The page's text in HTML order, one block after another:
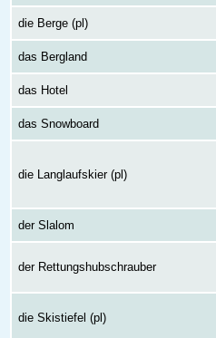
die Berge (pl)
das Bergland
das Hotel
das Snowboard
die Langlaufskier (pl)
der Slalom
der Rettungshubschrauber
die Skistiefel (pl)